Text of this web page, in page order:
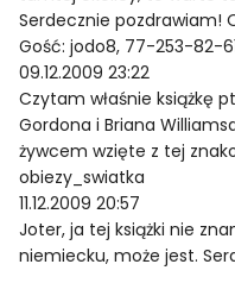
Serdecznie pozdrawiam!
Gość: jodo8, 77-253-82-
09.12.2009 23:22
Czytam właśnie książkę
Gordona i Briana
żywcem wzięte z tej
obiezy_swiatka
11.12.2009 20:57
Joter, ja tej książki nie
niemiecku, może jest.